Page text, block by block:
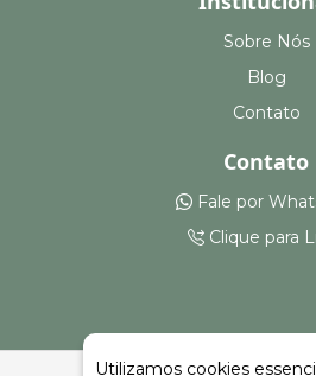
Sobre Nós
Blog
Contato
Contato
Fale por
Clique para
Utilizamos cookies